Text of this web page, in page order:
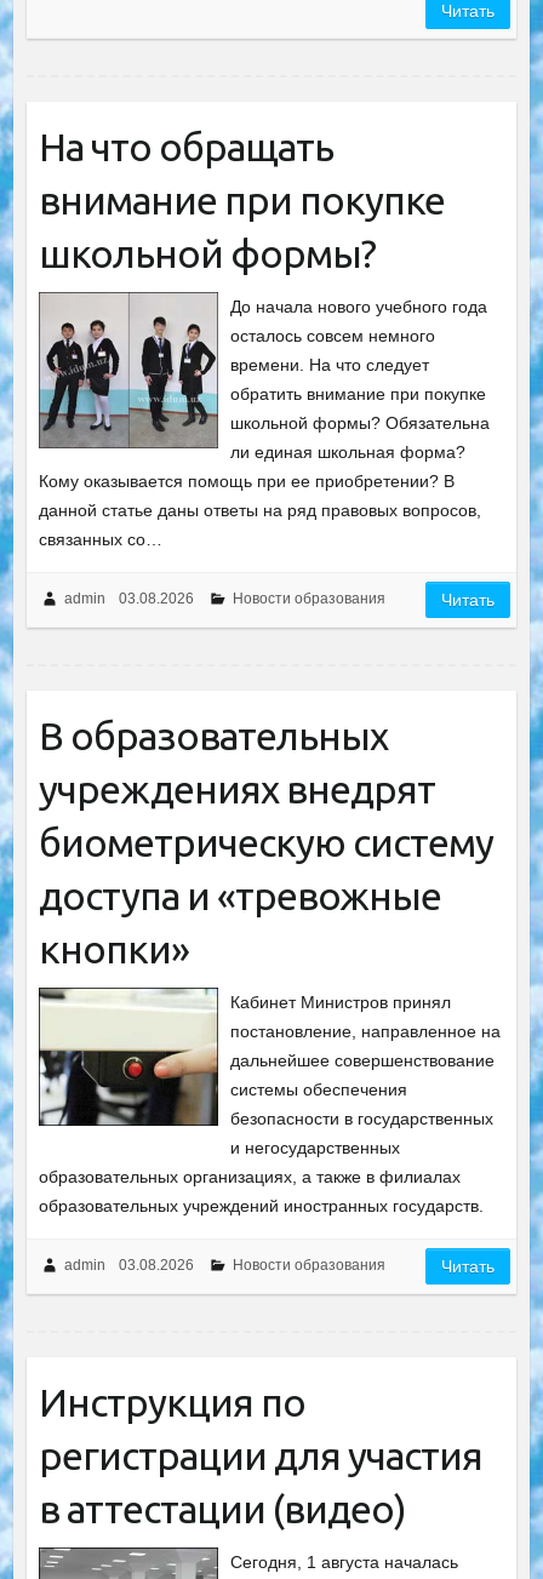
Читать
На что обращать
внимание при покупке
школьной формы?
До начала нового учебного года
осталось совсем немного
времени. На что следует
обратить внимание при покупке
школьной формы? Обязательна
ли единая школьная форма?
Кому оказывается помощь при ее приобретении? В
данной статье даны ответы на ряд правовых вопросов,
связанных со…
admin 03.08.2026 Новости образования Читать
В образовательных
учреждениях внедрят
биометрическую систему
доступа и «тревожные
кнопки»
Кабинет Министров принял
постановление, направленное на
дальнейшее совершенствование
системы обеспечения
безопасности в государственных
и негосударственных
образовательных организациях, а также в филиалах
образовательных учреждений иностранных государств.
admin 03.08.2026 Новости образования Читать
Инструкция по
регистрации для участия
в аттестации (видео)
Сегодня, 1 августа началась